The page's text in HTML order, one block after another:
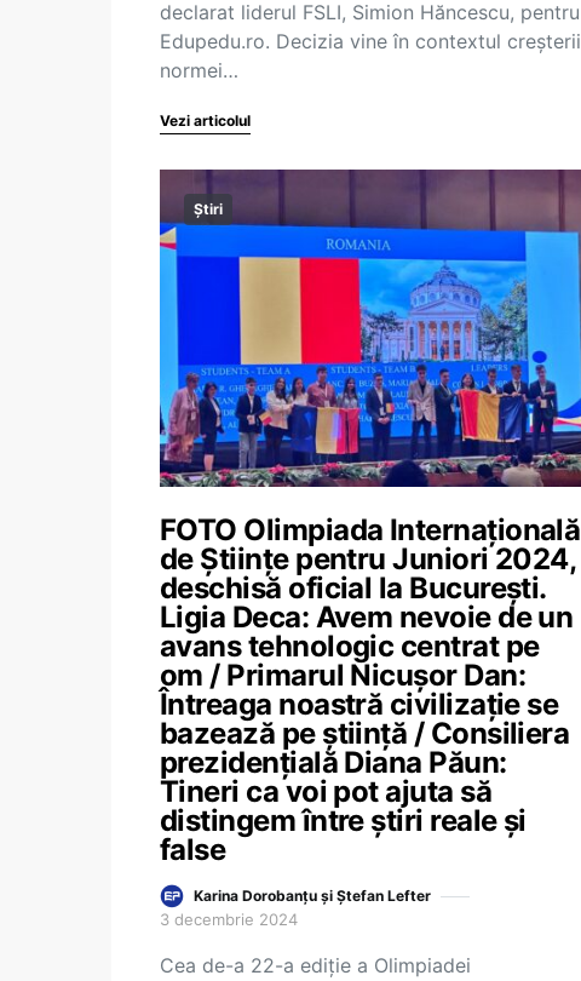
declarat liderul FSLI, Simion Hăncescu, pentru
Edupedu.ro. Decizia vine în contextul creșterii
normei…
Vezi articolul
Știri
FOTO Olimpiada Internațională
de Științe pentru Juniori 2024,
deschisă oficial la București.
Ligia Deca: Avem nevoie de un
avans tehnologic centrat pe
om / Primarul Nicușor Dan:
Întreaga noastră civilizație se
bazează pe știință / Consiliera
prezidențială Diana Păun:
Tineri ca voi pot ajuta să
distingem între știri reale și
false
Karina Dorobanțu și Ștefan Lefter
3 decembrie 2024
Cea de-a 22-a ediție a Olimpiadei